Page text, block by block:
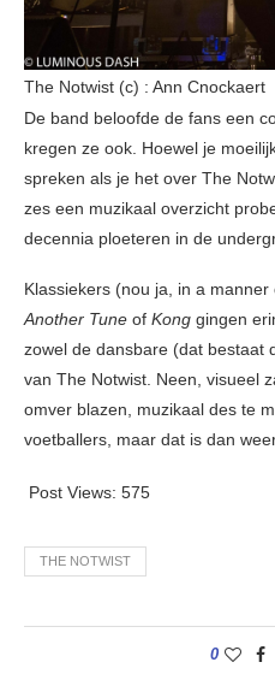
The Notwist (c) : Ann Cnockaert
De band beloofde de fans een
kregen ze ook. Hoewel je
spreken als je het over The
zes een muzikaal overzicht
decennia ploeteren in de
Klassiekers (nou ja, in a
Another Tune of Kong gingen
zowel de dansbare (dat bestaat
van The Notwist. Neen, visueel
omver blazen, muzikaal des te
voetballers, maar dat is dan
Post Views: 575
THE NOTWIST
0